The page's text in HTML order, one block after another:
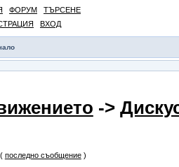
ФОРУМ
ТЪРСЕНЕ
ВХОД
->
последно съобщение)